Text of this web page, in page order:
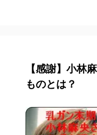
【感謝】小林
ものとは？